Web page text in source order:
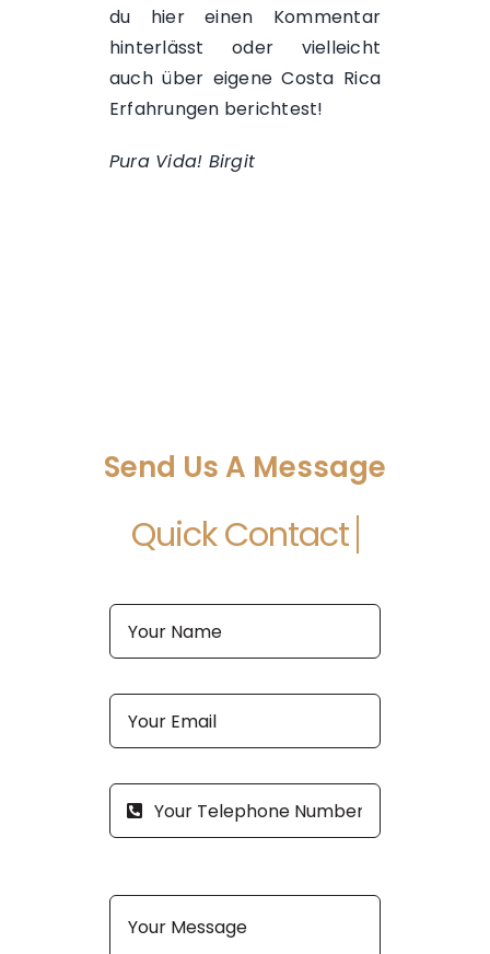
du hier einen Kommentar
hinterlässt oder vielleicht
auch über eigene Costa Rica
Erfahrungen berichtest!
Pura Vida! Birgit
Send Us A Message